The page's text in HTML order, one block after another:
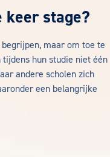
keer stage?
maar om toe te
hun studie niet één
andere scholen zich
een belangrijke